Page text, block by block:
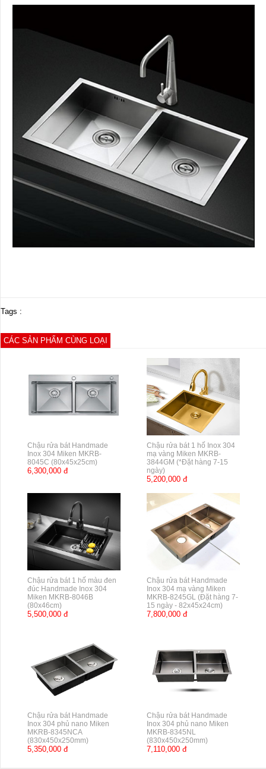
Tags :
CÁC SẢN PHẨM CÙNG LOẠI
Chậu rửa bát Handmade
Inox 304 Miken MKRB-
8045C (80x45x25cm)
6,300,000 đ
Chậu rửa bát 1 hố Inox 304
mạ vàng Miken MKRB-
3844GM (*Đặt hàng 7-15
ngày)
5,200,000 đ
Chậu rửa bát 1 hố màu đen
đúc Handmade Inox 304
Miken MKRB-8046B
(80x46cm)
5,500,000 đ
Chậu rửa bát Handmade
Inox 304 mạ vàng Miken
MKRB-8245GL (Đặt hàng 7-
15 ngày - 82x45x24cm)
7,800,000 đ
Chậu rửa bát Handmade
Inox 304 phủ nano Miken
MKRB-8345NCA
(830x450x250mm)
5,350,000 đ
Chậu rửa bát Handmade
Inox 304 phủ nano Miken
MKRB-8345NL
(830x450x250mm)
7,110,000 đ